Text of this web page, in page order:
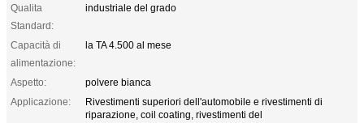
Qualita
Standard:
industriale del grado
Capacità di
alimentazione:
la TA 4.500 al mese
Aspetto:
polvere bianca
Applicazione:
Rivestimenti superiori dell'automobile e rivestimenti di
riparazione, coil coating, rivestimenti del